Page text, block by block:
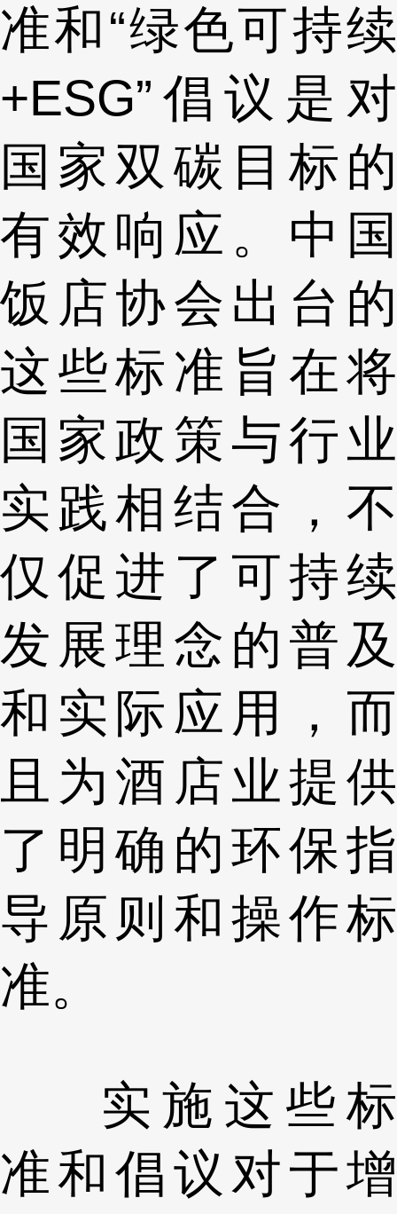
准和“绿色可持续
+ESG”倡议是对
国家双碳目标的
有效响应。中国
饭店协会出台的
这些标准旨在将
国家政策与行业
实践相结合，不
仅促进了可持续
发展理念的普及
和实际应用，而
且为酒店业提供
了明确的环保指
导原则和操作标
准。
实施这些标
准和倡议对于增